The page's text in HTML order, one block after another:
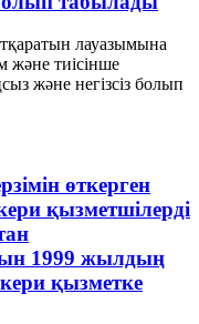
лауазымына
және тиісінше
және негізсіз болып
өткерген
қызметшілерді
1999 жылдың
қызметке